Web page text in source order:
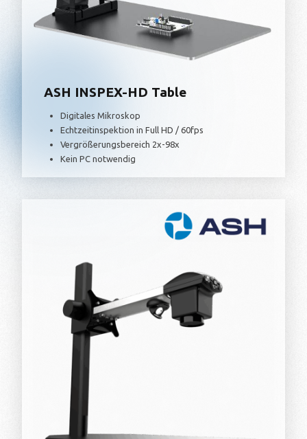
ASH INSPEX-HD Table
Digitales Mikroskop
Echtzeitinspektion in Full HD / 60fps
Vergrößerungsbereich 2x-98x
Kein PC notwendig